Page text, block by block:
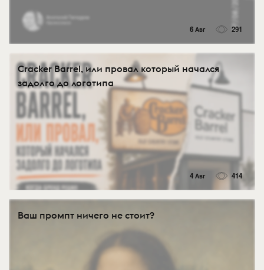
6 Авг 291
Cracker Barrel, или провал который начался
задолго до логотипа
4 Авг 414
Ваш промпт ничего не стоит?